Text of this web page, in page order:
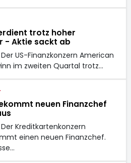
trotz hoher
- Aktie sackt ab
US-Finanzkonzern American
im zweiten Quartal trotz…
neuen Finanzchef
Kreditkartenkonzern
einen neuen Finanzchef.